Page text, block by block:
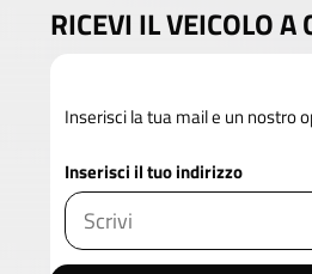
RICEVI IL VEICOLO A
Inserisci la tua mail e un nostro
Inserisci il tuo indirizzo